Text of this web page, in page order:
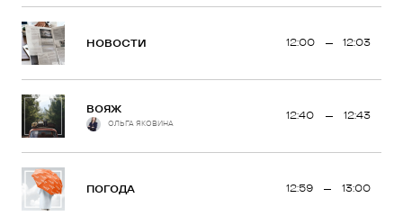
НОВОСТИ 12:00 12:03
ВОЯЖ
ОЛЬГА ЯКОВИНА
12:40 12:43
ПОГОДА 12:59 13:00